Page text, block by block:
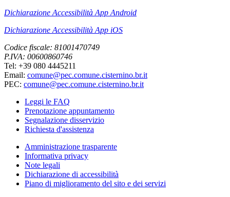
Dichiarazione Accessibilità App Android
Dichiarazione Accessibilità App iOS
Codice fiscale: 81001470749
P.IVA: 00600860746
Tel: +39 080 4445211
Email: comune@pec.comune.cisternino.br.it
PEC: comune@pec.comune.cisternino.br.it
Leggi le FAQ
Prenotazione appuntamento
Segnalazione disservizio
Richiesta d'assistenza
Amministrazione trasparente
Informativa privacy
Note legali
Dichiarazione di accessibilità
Piano di miglioramento del sito e dei servizi